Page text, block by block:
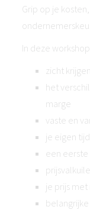
Grip op je
In deze
zicht
het
marge
vaste en
je eigen
een
je prijs